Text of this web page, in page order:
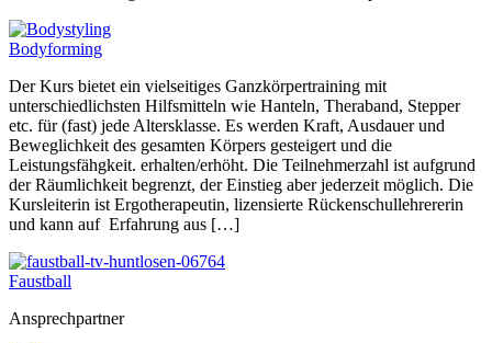
Bodyforming
Der Kurs bietet ein vielseitiges Ganzkörpertraining mit
unterschiedlichsten Hilfsmitteln wie Hanteln, Theraband, Stepper
etc. für (fast) jede Altersklasse. Es werden Kraft, Ausdauer und
Beweglichkeit des gesamten Körpers gesteigert und die
Leistungsfähgkeit. erhalten/erhöht. Die Teilnehmerzahl ist aufgrund
der Räumlichkeit begrenzt, der Einstieg aber jederzeit möglich. Die
Kursleiterin ist Ergotherapeutin, lizensierte Rückenschullehrererin
und kann auf Erfahrung aus […]
Faustball
Ansprechpartner